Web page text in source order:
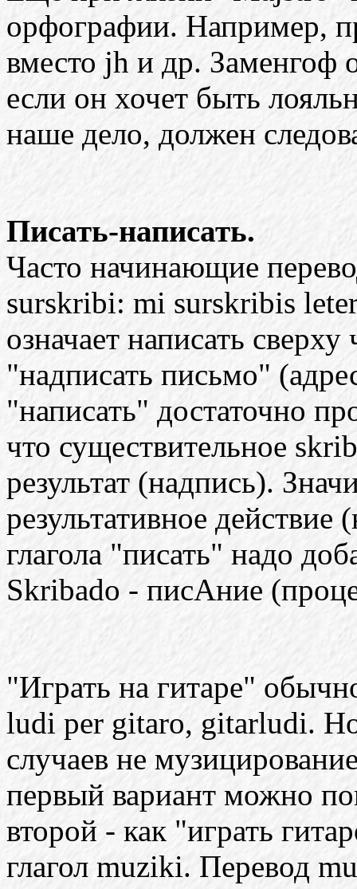
орфографии. Например,
вместо jh и др. Заменгоф
если он хочет быть
наше дело, должен
Писать-написать.
Часто начинающие
surskribi: mi surskribis
означает написать
"надписать письмо"
"написать" достаточно
что существительное
результат (надпись).
результативное действие
глагола "писать" надо
Skribado - писАние
"Играть на гитаре"
ludi per gitaro, gitarludi.
случаев не
первый вариант можно
второй - как "играть
глагол muziki. Перевод